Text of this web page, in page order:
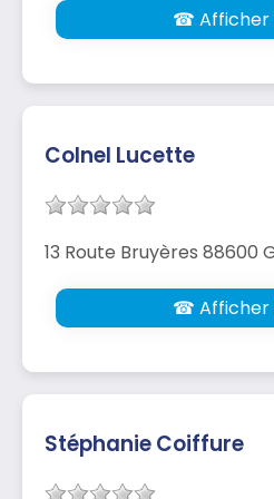
☎ Afficher
Colnel Lucette
13 Route Bruyères 88600
☎ Afficher
Stéphanie Coiffure